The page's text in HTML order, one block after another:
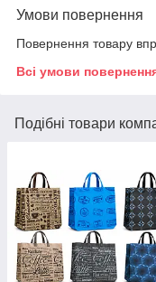
Умови повернення
Повернення товару
Всі умови
Подібні товари